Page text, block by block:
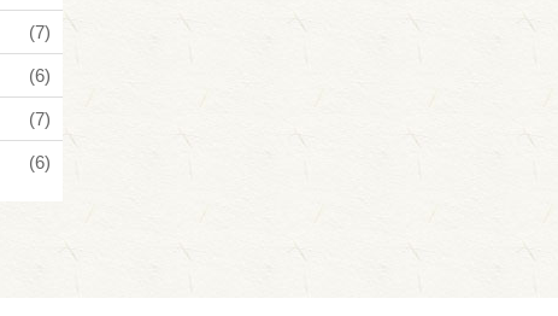
(7)
(6)
(7)
(6)